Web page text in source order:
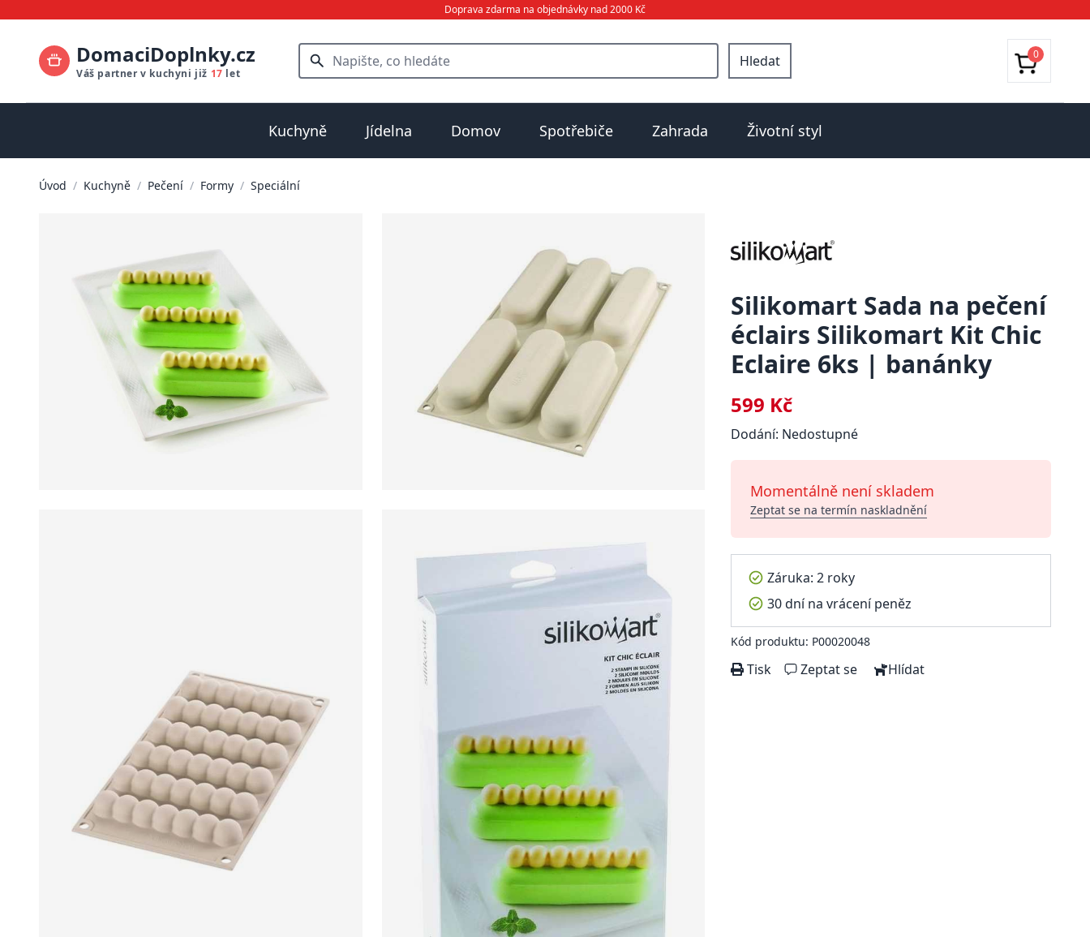
Doprava zdarma na objednávky nad 2000 Kč
DomaciDoplnky.cz
Váš partner v kuchyni již 17 let
Hledat 0
Kuchyně Jídelna Domov Spotřebiče Zahrada Životní styl
Úvod / Kuchyně / Pečení / Formy / Speciální
Silikomart Sada na pečení
éclairs Silikomart Kit Chic
Eclaire 6ks | banánky
599 Kč
Dodání: Nedostupné
Momentálně není skladem
Zeptat se na termín naskladnění
Záruka: 2 roky
30 dní na vrácení peněz
Kód produktu: P00020048
Tisk Zeptat se Hlídat